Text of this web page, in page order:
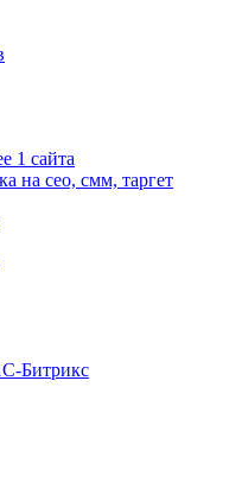
1 сайта
на сео, смм, таргет
Битрикс